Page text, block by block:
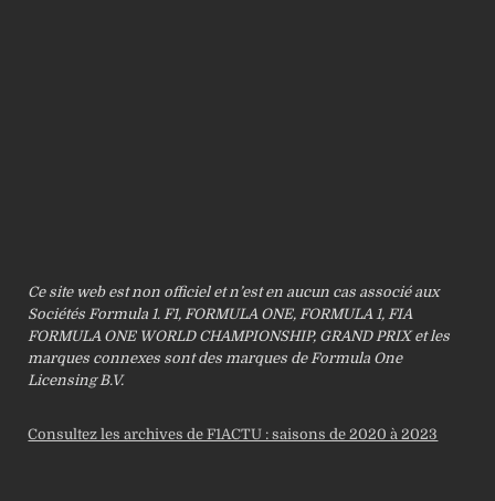
Ce site web est non officiel et n’est en aucun cas associé aux
Sociétés Formula 1. F1, FORMULA ONE, FORMULA 1, FIA
FORMULA ONE WORLD CHAMPIONSHIP, GRAND PRIX et les
marques connexes sont des marques de Formula One
Licensing B.V.
Consultez les archives de F1ACTU : saisons de 2020 à 2023